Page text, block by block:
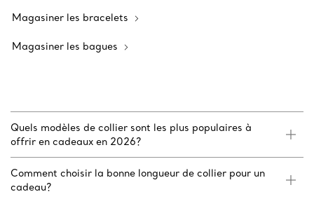
Magasiner les bracelets
Magasiner les bagues
Quels modèles de collier sont les plus populaires à
offrir en cadeaux en 2026?
Comment choisir la bonne longueur de collier pour un
cadeau?